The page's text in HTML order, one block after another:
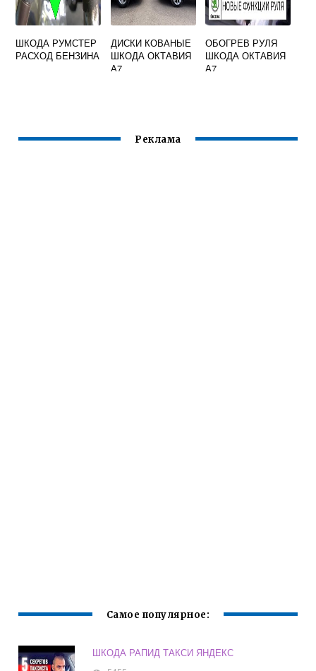
ШКОДА РУМСТЕР
РАСХОД БЕНЗИНА
ДИСКИ КОВАНЫЕ
ШКОДА ОКТАВИЯ
А7
ОБОГРЕВ РУЛЯ
ШКОДА ОКТАВИЯ
А7
Реклама
Самое популярное:
ШКОДА РАПИД ТАКСИ ЯНДЕКС